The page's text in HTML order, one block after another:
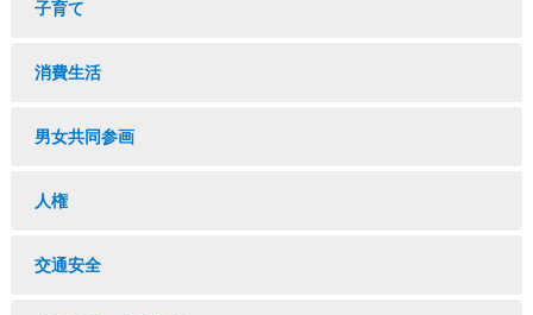
子育て
消費生活
男女共同参画
人権
交通安全